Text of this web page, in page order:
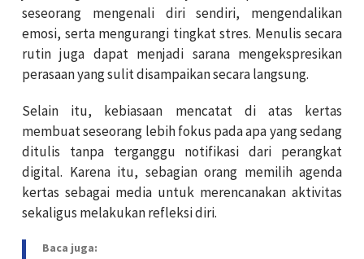
seseorang mengenali diri sendiri, mengendalikan
emosi, serta mengurangi tingkat stres. Menulis secara
rutin juga dapat menjadi sarana mengekspresikan
perasaan yang sulit disampaikan secara langsung.
Selain itu, kebiasaan mencatat di atas kertas
membuat seseorang lebih fokus pada apa yang sedang
ditulis tanpa terganggu notifikasi dari perangkat
digital. Karena itu, sebagian orang memilih agenda
kertas sebagai media untuk merencanakan aktivitas
sekaligus melakukan refleksi diri.
Baca juga: